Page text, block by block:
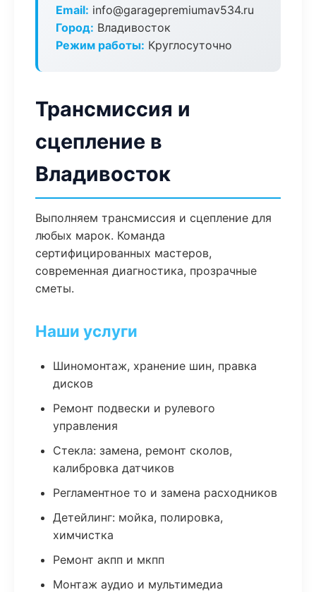
Email: info@garagepremiumav534.ru
Город: Владивосток
Режим работы: Круглосуточно
Трансмиссия и
сцепление в
Владивосток
Выполняем трансмиссия и сцепление для
любых марок. Команда
сертифицированных мастеров,
современная диагностика, прозрачные
сметы.
Наши услуги
Шиномонтаж, хранение шин, правка
дисков
Ремонт подвески и рулевого
управления
Стекла: замена, ремонт сколов,
калибровка датчиков
Регламентное то и замена расходников
Детейлинг: мойка, полировка,
химчистка
Ремонт акпп и мкпп
Монтаж аудио и мультимедиа